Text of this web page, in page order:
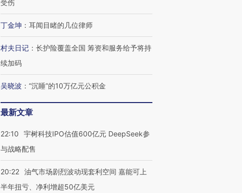
受伤
丁金坤 ： 耳闻目睹的几位律师
村夫日记 ： 长护险覆盖全国 筹资和服务给予将持
续加码
吴晓波 ： “沉睡”的10万亿元公积金
最新文章
22:10
宇树科技IPO估值600亿元 DeepSeek参
与战略配售
20:22 油气市场剧烈波动现套利空间 嘉能可上
半年扭亏、净利增超50亿美元